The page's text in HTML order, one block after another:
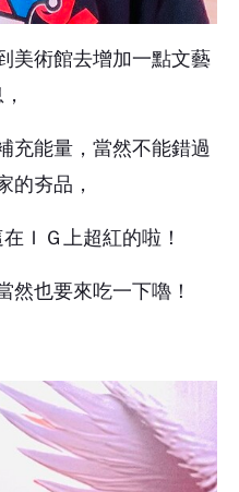
美術館去增加一點文藝
充能量，當然不能錯過
的夯品，
在ＩＧ上超紅的啦！
然也要來吃一下嚕！